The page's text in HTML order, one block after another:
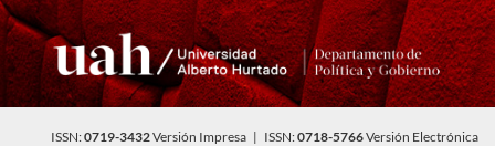
ISSN:0719-3432Versión Impresa | ISSN:0718-5766Versión Electrónica